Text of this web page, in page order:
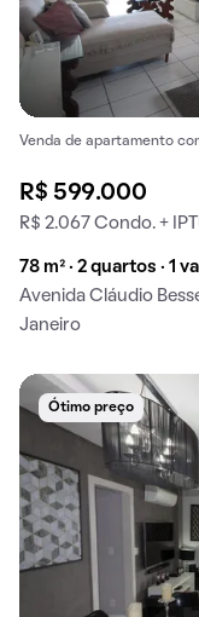
Venda de apartamento
R$ 599.000
R$ 2.067 Condo. +
78 m² · 2 quartos · 1
Avenida Cláudio
Janeiro
Ótimo preço